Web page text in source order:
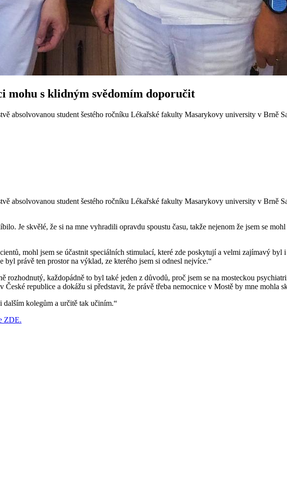
mohu s klidným svědomím doporučit
absolvovanou student šestého ročníku Lékařské fakulty Masarykovy university v Brně
absolvovanou student šestého ročníku Lékařské fakulty Masarykovy university v Brně
Je skvělé, že si na mne vyhradili opravdu spoustu času, takže nejenom že jsem se
mohl jsem se účastnit speciálních stimulací, které zde poskytují a velmi zajímavý byl
právě ten prostor na výklad, ze kterého jsem si odnesl nejvíce.“
rozhodnutý, každopádně to byl také jeden z důvodů, proč jsem se na mosteckou
republice a dokážu si představit, že právě třeba nemocnice v Mostě by mne mohla
dalším kolegům a určitě tak učiním.“
ZDE.